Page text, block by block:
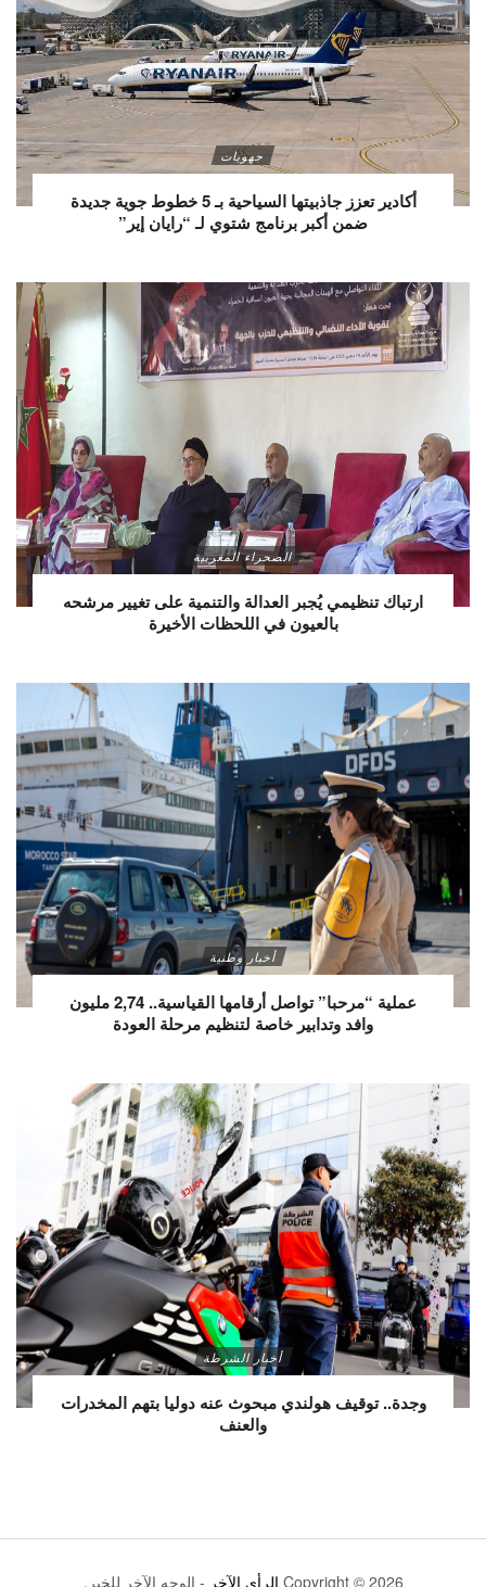
جهويات
أكادير تعزز جاذبيتها السياحية بـ 5 خطوط جوية جديدة
ضمن أكبر برنامج شتوي لـ “رايان إير”
الصحراء المغربية
ارتباك تنظيمي يُجبر العدالة والتنمية على تغيير مرشحه
بالعيون في اللحظات الأخيرة
أخبار وطنية
عملية “مرحبا” تواصل أرقامها القياسية.. 2,74 مليون
وافد وتدابير خاصة لتنظيم مرحلة العودة
أخبار الشرطة
وجدة.. توقيف هولندي مبحوث عنه دوليا بتهم المخدرات
والعنف
Copyright © 2026 الرأي الآخر - الوجه الآخر للخبر.